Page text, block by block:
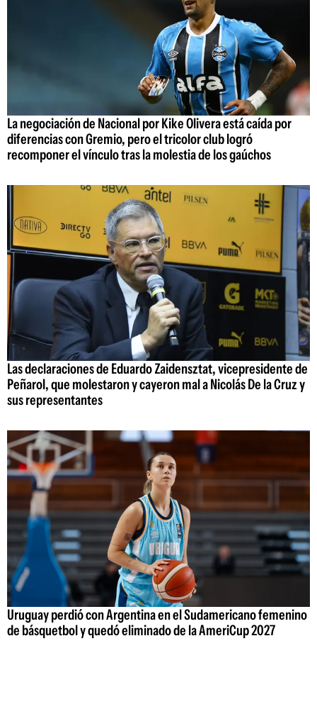
La negociación de Nacional por Kike Olivera está caída por
diferencias con Gremio, pero el tricolor club logró
recomponer el vínculo tras la molestia de los gaúchos
Las declaraciones de Eduardo Zaidensztat, vicepresidente de
Peñarol, que molestaron y cayeron mal a Nicolás De la Cruz y
sus representantes
Uruguay perdió con Argentina en el Sudamericano femenino
de básquetbol y quedó eliminado de la AmeriCup 2027